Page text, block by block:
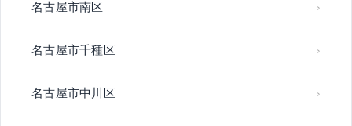
名古屋市南区
名古屋市千種区
名古屋市中川区